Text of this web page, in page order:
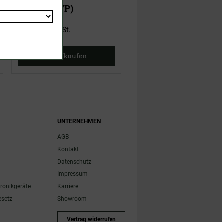
22,00 €(UVP)
15,95 €
inklusive MwSt.
Jetzt kaufen
UNTERNEHMEN
AGB
Kontakt
Datenschutz
Impressum
Karriere
Showroom
Vertrag widerrufen